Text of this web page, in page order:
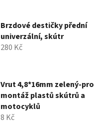
Brzdové destičky přední
univerzální, skútr
280 Kč
Vrut 4,8*16mm zelený-pro
montáž plastů skútrů a
motocyklů
8 Kč